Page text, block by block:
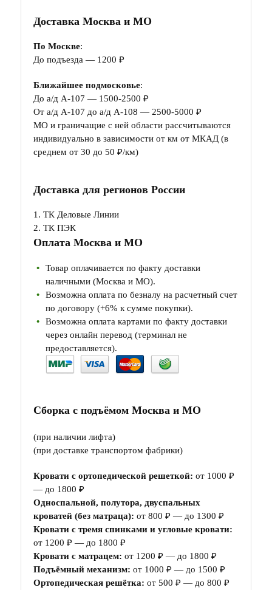
Доставка Москва и МО
По Москве:
До подъезда — 1200 ₽
Ближайшее подмосковье:
До а/д А-107 — 1500-2500 ₽
От а/д А-107 до а/д А-108 — 2500-5000 ₽
МО и граничащие с ней области рассчитываются
индивидуально в зависимости от км от МКАД (в
среднем от 30 до 50 ₽/км)
Доставка для регионов России
1. ТК Деловые Линии
2. ТК ПЭК
Оплата Москва и МО
Товар оплачивается по факту доставки
наличными (Москва и МО).
Возможна оплата по безналу на расчетный счет
по договору (+6% к сумме покупки).
Возможна оплата картами по факту доставки
через онлайн перевод (терминал не
предоставляется).
Сборка с подъёмом Москва и МО
(при наличии лифта)
(при доставке транспортом фабрики)
Кровати с ортопедической решеткой: от 1000 ₽
— до 1800 ₽
Односпальной, полутора, двуспальных
кроватей (без матраца): от 800 ₽ — до 1300 ₽
Кровати с тремя спинками и угловые кровати:
от 1200 ₽ — до 1800 ₽
Кровати с матрацем: от 1200 ₽ — до 1800 ₽
Подъёмный механизм: от 1000 ₽ — до 1500 ₽
Ортопедическая решётка: от 500 ₽ — до 800 ₽